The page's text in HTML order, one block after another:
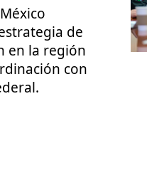
de
en la región
con